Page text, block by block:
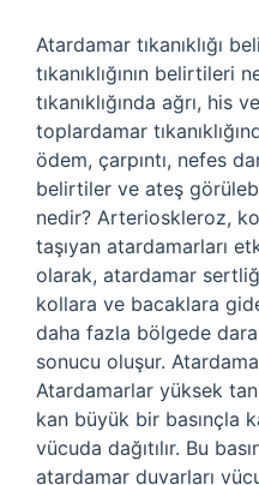
Atardamar tıkanıklığı
tıkanıklığının belirtileri
tıkanıklığında ağrı, his
toplardamar
ödem, çarpıntı, nefes
belirtiler ve ateş
nedir? Arterioskleroz,
taşıyan atardamarları
olarak, atardamar
kollara ve bacaklara
daha fazla bölgede
sonucu oluşur.
Atardamarlar yüksek
kan büyük bir basınçla
vücuda dağıtılır. Bu
atardamar duvarları